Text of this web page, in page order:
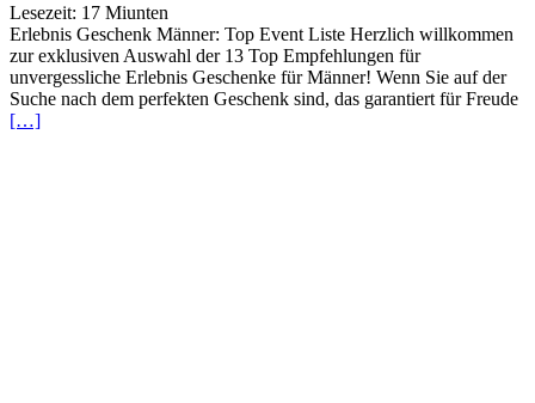
Lesezeit: 17 Miunten
Erlebnis Geschenk Männer: Top Event Liste Herzlich willkommen
zur exklusiven Auswahl der 13 Top Empfehlungen für
unvergessliche Erlebnis Geschenke für Männer! Wenn Sie auf der
Suche nach dem perfekten Geschenk sind, das garantiert für Freude
[…]